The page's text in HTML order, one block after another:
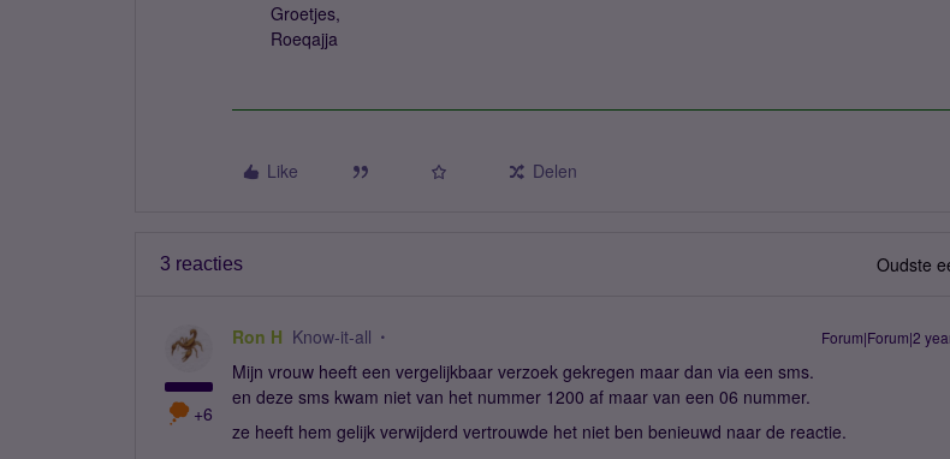
Groetjes,
Roeqajja
Like Delen
3 reacties Oudste
+6
Ron H Know-it-all Forum|Forum|2
Mijn vrouw heeft een vergelijkbaar verzoek gekregen maar dan via een sms.
en deze sms kwam niet van het nummer 1200 af maar van een 06 nummer.
ze heeft hem gelijk verwijderd vertrouwde het niet ben benieuwd naar de reactie.